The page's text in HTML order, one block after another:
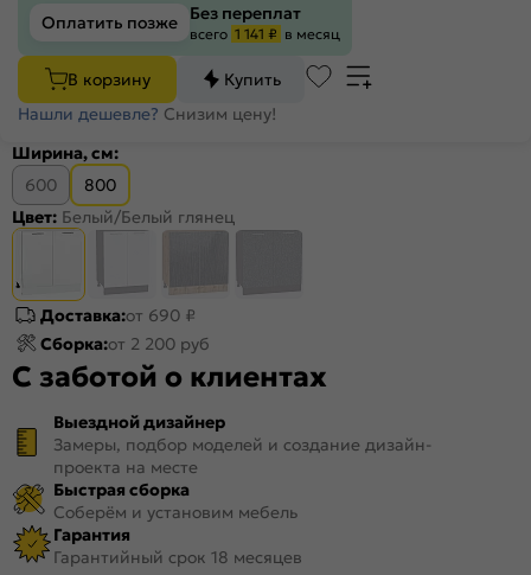
Оплатить позже Без переплат
всего 1 141 ₽ в месяц
В корзину
Купить
Нашли дешевле? Снизим цену!
Ширина, см:
600
800
Цвет: Белый/Белый глянец
Доставка:от 690 ₽
Сборка:от 2 200 руб
С заботой о клиентах
Выездной дизайнер
Замеры, подбор моделей и создание дизайн-
проекта на месте
Быстрая сборка
Соберём и установим мебель
Гарантия
Гарантийный срок 18 месяцев